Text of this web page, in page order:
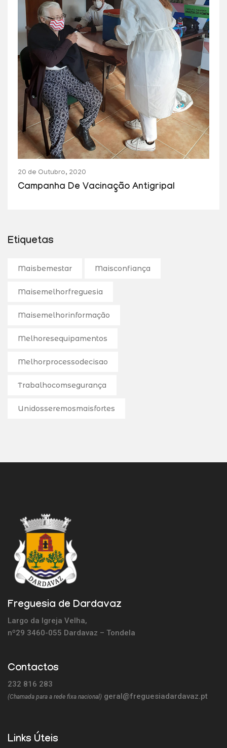
20 de Outubro, 2020
Campanha De Vacinação Antigripal
Etiquetas
Maisbemestar Maisconfiança
Maisemelhorfreguesia
Maisemelhorinformação
Melhoresequipamentos
Melhorprocessodecisao
Trabalhocomsegurança
Unidosseremosmaisfortes
Freguesia de Dardavaz
Largo da Igreja Velha,
nº29 3460-055 Dardavaz – Tondela
Contactos
232 816 283
(Chamada para a rede fixa nacional) geral@freguesiadardavaz.pt
Links Úteis